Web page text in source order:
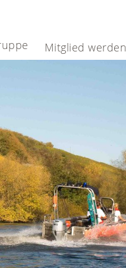
Mitglied werden